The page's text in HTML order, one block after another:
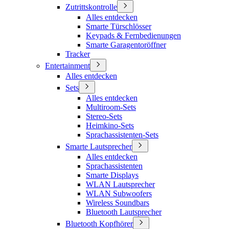
Zutrittskontrolle
Alles entdecken
Smarte Türschlösser
Keypads & Fernbedienungen
Smarte Garagentoröffner
Tracker
Entertainment
Alles entdecken
Sets
Alles entdecken
Multiroom-Sets
Stereo-Sets
Heimkino-Sets
Sprachassistenten-Sets
Smarte Lautsprecher
Alles entdecken
Sprachassistenten
Smarte Displays
WLAN Lautsprecher
WLAN Subwoofers
Wireless Soundbars
Bluetooth Lautsprecher
Bluetooth Kopfhörer